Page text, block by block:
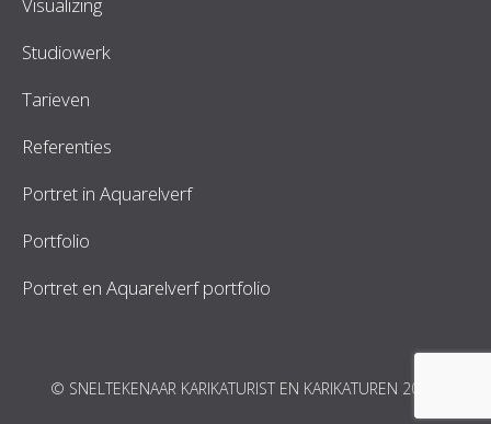
Visualizing
Studiowerk
Tarieven
Referenties
Portret in Aquarelverf
Portfolio
Portret en Aquarelverf portfolio
© SNELTEKENAAR KARIKATURIST EN KARIKATUREN 2026.